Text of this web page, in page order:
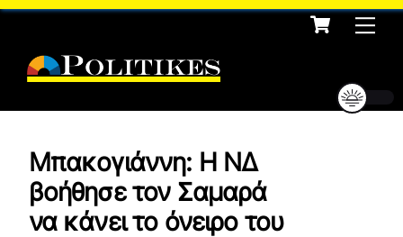
Skip
content
Cart
Μπακογιάννη: Η ΝΔ
βοήθησε τον Σαμαρά
να κάνει το όνειρο του